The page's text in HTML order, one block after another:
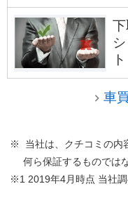
車
※ 当社は、クチコミの内
何ら保証するものでは
※1 2019年4月時点 当社